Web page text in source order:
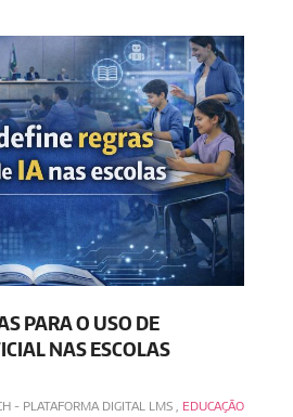
PARA O USO DE
NAS ESCOLAS
- PLATAFORMA DIGITAL LMS, EDUCAÇÃO